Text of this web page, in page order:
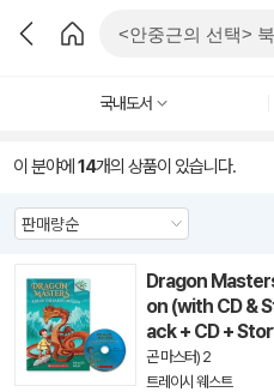
국내도서
이 분야에 14개의 상품이 있습니다.
Dragon
on (with CD &
ack + CD +
곤 마스터) 2
트레이시 웨스트